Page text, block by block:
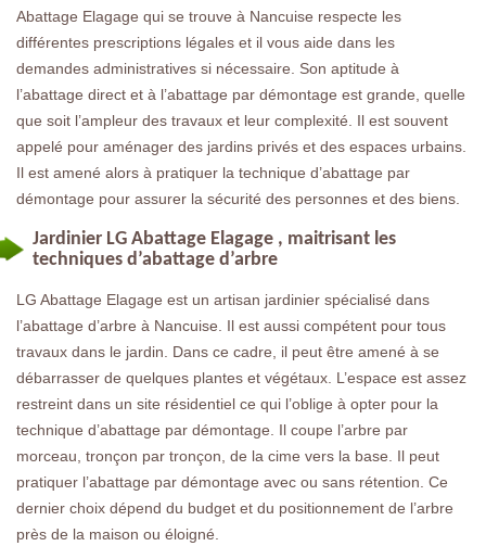
Abattage Elagage qui se trouve à Nancuise respecte les
différentes prescriptions légales et il vous aide dans les
demandes administratives si nécessaire. Son aptitude à
l’abattage direct et à l’abattage par démontage est grande, quelle
que soit l’ampleur des travaux et leur complexité. Il est souvent
appelé pour aménager des jardins privés et des espaces urbains.
Il est amené alors à pratiquer la technique d’abattage par
démontage pour assurer la sécurité des personnes et des biens.
Jardinier LG Abattage Elagage , maitrisant les
techniques d’abattage d’arbre
LG Abattage Elagage est un artisan jardinier spécialisé dans
l’abattage d’arbre à Nancuise. Il est aussi compétent pour tous
travaux dans le jardin. Dans ce cadre, il peut être amené à se
débarrasser de quelques plantes et végétaux. L’espace est assez
restreint dans un site résidentiel ce qui l’oblige à opter pour la
technique d’abattage par démontage. Il coupe l’arbre par
morceau, tronçon par tronçon, de la cime vers la base. Il peut
pratiquer l’abattage par démontage avec ou sans rétention. Ce
dernier choix dépend du budget et du positionnement de l’arbre
près de la maison ou éloigné.